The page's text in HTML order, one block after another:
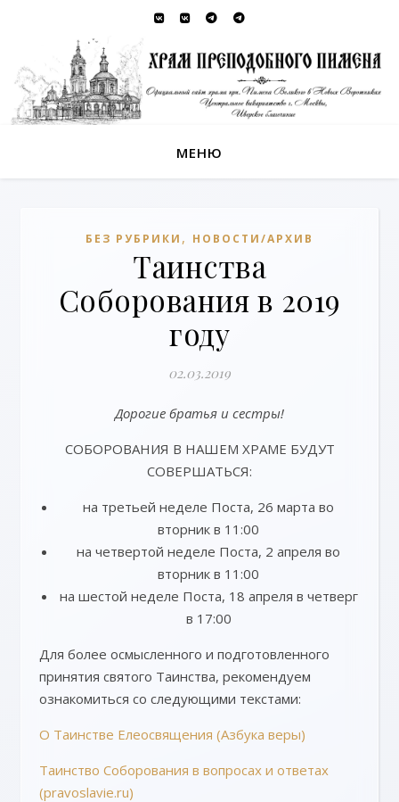
МЕНЮ
БЕЗ РУБРИКИ , НОВОСТИ/АРХИВ
Таинства
Соборования в 2019
году
02.03.2019
Дорогие братья и сестры!
СОБОРОВАНИЯ В НАШЕМ ХРАМЕ БУДУТ
СОВЕРШАТЬСЯ:
на третьей неделе Поста, 26 марта во
вторник в 11:00
на четвертой неделе Поста, 2 апреля во
вторник в 11:00
на шестой неделе Поста, 18 апреля в четверг
в 17:00
Для более осмысленного и подготовленного
принятия святого Таинства, рекомендуем
ознакомиться со следующими текстами:
О Таинстве Елеосвящения (Азбука веры)
Таинство Соборования в вопросах и ответах
(pravoslavie.ru)